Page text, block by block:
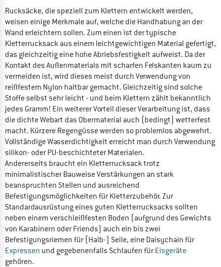
Rucksäcke, die speziell zum Klettern entwickelt werden,
weisen einige Merkmale auf, welche die Handhabung an der
Wand erleichtern sollen. Zum einen ist der typische
Kletterrucksack aus einem leichtgewichtigen Material gefertigt,
das gleichzeitig eine hohe Abriebsfestigkeit aufweist. Da der
Kontakt des Außenmaterials mit scharfen Felskanten kaum zu
vermeiden ist, wird dieses meist durch Verwendung von
reißfestem Nylon haltbar gemacht. Gleichzeitig sind solche
Stoffe selbst sehr leicht - und beim Klettern zählt bekanntlich
jedes Gramm! Ein weiterer Vorteil dieser Verarbeitung ist, dass
die dichte Webart das Obermaterial auch (bedingt) wetterfest
macht. Kürzere Regengüsse werden so problemlos abgewehrt.
Vollständige Wasserdichtigkeit erreicht man durch Verwendung
silikon- oder PU-beschichteter Materialen.
Andererseits braucht ein Kletterrucksack trotz
minimalistischer Bauweise Verstärkungen an stark
beanspruchten Stellen und ausreichend
Befestigungsmöglichkeiten für Kletterzubehör. Zur
Standardausrüstung eines guten Kletterrucksacks sollten
neben einem verschleißfesten Boden (aufgrund des Gewichts
von Karabinern oder Friends) auch ein bis zwei
Befestigungsriemen für (Halb-) Seile, eine Daisychain für
Expressen und gegebenenfalls Schlaufen für Eisgeräte
gehören.